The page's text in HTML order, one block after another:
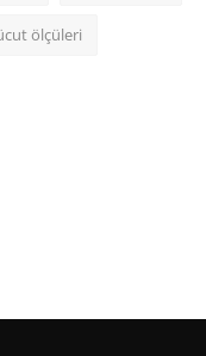
ölçüleri